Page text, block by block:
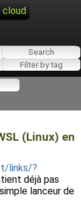
cloud
(Linux) en
links/?
déjà pas
lanceur de